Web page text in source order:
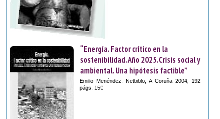
“Energía. Factor crítico en la
sostenibilidad. Año 2025.Crisis social y
ambiental. Una hipótesis factible”
Emilio Menéndez. Netbiblo, A Coruña 2004, 192
págs. 15€